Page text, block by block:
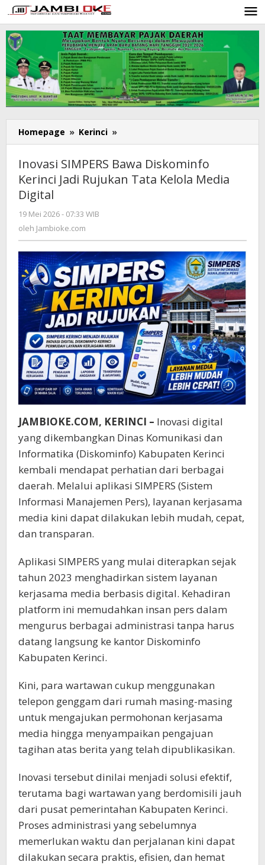
Lewati
ke
konten
Homepage » Kerinci »
SIMPERS
Diskominfo
Kerinci
Media
Digital
Inovasi SIMPERS Bawa Diskominfo
Kerinci Jadi Rujukan Tata Kelola Media
Digital
19 Mei 2026 - 07:33 WIB
oleh Jambioke.com
JAMBIOKE.COM, KERINCI – Inovasi digital
yang dikembangkan Dinas Komunikasi dan
Informatika (Diskominfo) Kabupaten Kerinci
kembali mendapat perhatian dari berbagai
daerah. Melalui aplikasi SIMPERS (Sistem
Informasi Manajemen Pers), layanan kerjasama
media kini dapat dilakukan lebih mudah, cepat,
dan transparan.
Aplikasi SIMPERS yang mulai diterapkan sejak
tahun 2023 menghadirkan sistem layanan
kerjasama media berbasis digital. Kehadiran
platform ini memudahkan insan pers dalam
mengurus berbagai administrasi tanpa harus
datang langsung ke kantor Diskominfo
Kabupaten Kerinci.
Kini, para wartawan cukup menggunakan
telepon genggam dari rumah masing-masing
untuk mengajukan permohonan kerjasama
media hingga menyampaikan pengajuan
tagihan atas berita yang telah dipublikasikan.
Inovasi tersebut dinilai menjadi solusi efektif,
terutama bagi wartawan yang berdomisili jauh
dari pusat pemerintahan Kabupaten Kerinci.
Proses administrasi yang sebelumnya
memerlukan waktu dan perjalanan kini dapat
dilakukan secara praktis, efisien, dan hemat